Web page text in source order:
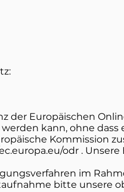
der Europäischen
kann, ohne dass
Kommission
odr . Unsere
im
bitte unsere